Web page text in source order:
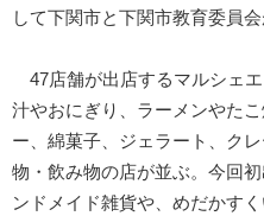
して下関市と下関市教育委員会
47店舗が出店するマルシェ
汁やおにぎり、ラーメンやた
ー、綿菓子、ジェラート、ク
物・飲み物の店が並ぶ。今回
ンドメイド雑貨や、めだかす